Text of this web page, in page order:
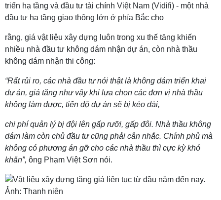
triển hạ tầng và đầu tư tài chính Việt Nam (Vidifi) - một nhà
đầu tư hạ tầng giao thông lớn ở phía Bắc cho
rằng, giá vật liệu xây dựng luôn trong xu thế tăng khiến
nhiều nhà đầu tư không dám nhận dự án, còn nhà thầu
không dám nhận thi công:
“Rất rủi ro, các nhà đầu tư nói thật là không dám triển khai
dự án, giá tăng như vậy khi lựa chọn các đơn vị nhà thầu
không làm được, tiến độ dự án sẽ bị kéo dài,
chi phí quản lý bị đội lên gấp rưỡi, gấp đôi. Nhà thầu không
dám làm còn chủ đầu tư cũng phải cân nhắc. Chính phủ mà
không có phương án gỡ cho các nhà thầu thì cực kỳ khó
khăn”, ông Phạm Việt Sơn nói.